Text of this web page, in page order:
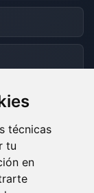
técnicas
tu
en